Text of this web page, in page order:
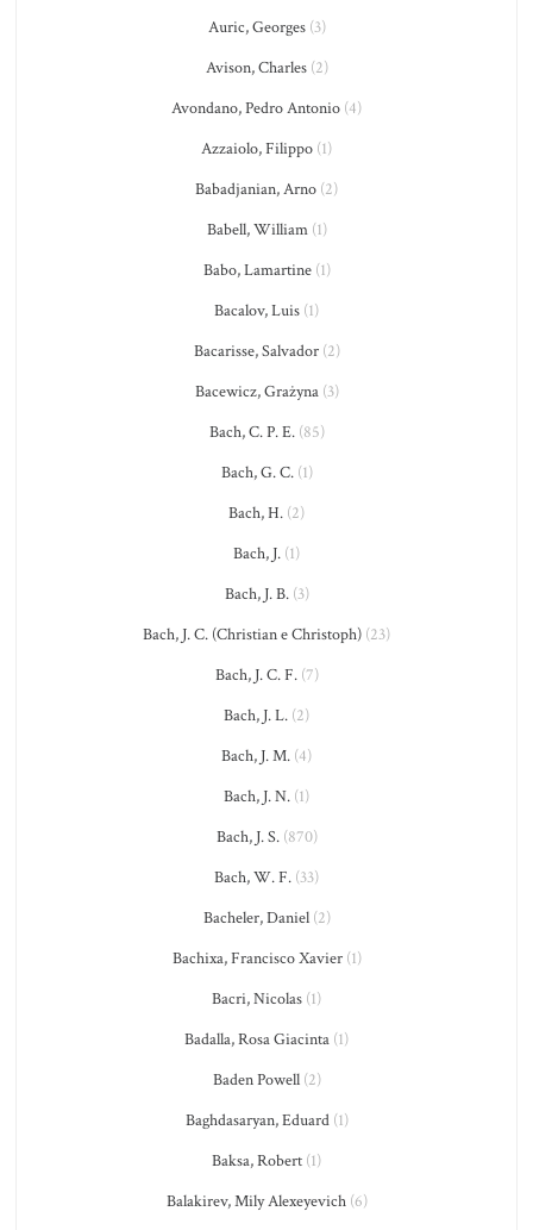
Auric, Georges(3)
Avison, Charles(2)
Avondano, Pedro Antonio (4)
Azzaiolo, Filippo (1)
Babadjanian, Arno (2)
Babell, William(1)
Babo, Lamartine(1)
Bacalov, Luis (1)
Bacarisse, Salvador(2)
Bacewicz, Grażyna(3)
Bach, C. P. E.(85)
Bach, G. C.(1)
Bach, H. (2)
Bach, J. (1)
Bach, J. B.(3)
Bach, J. C. (Christian e Christoph) (23)
Bach, J. C. F.(7)
Bach, J. L. (2)
Bach, J. M. (4)
Bach, J. N. (1)
Bach, J. S.(870)
Bach, W. F. (33)
Bacheler, Daniel(2)
Bachixa, Francisco Xavier(1)
Bacri, Nicolas (1)
Badalla, Rosa Giacinta (1)
Baden Powell(2)
Baghdasaryan, Eduard(1)
Baksa, Robert (1)
Balakirev, Mily Alexeyevich(6)